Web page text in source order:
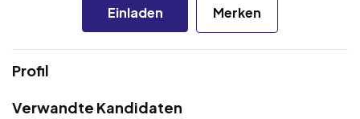
Einladen Merken
Profil
Verwandte Kandidaten